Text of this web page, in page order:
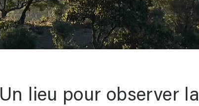
Un lieu pour observer la